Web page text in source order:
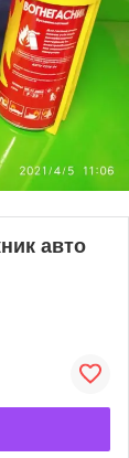
авто